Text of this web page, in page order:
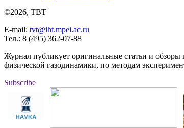
©2026, ТВТ
E-mail: tvt@iht.mpei.ac.ru
Тел.: 8 (495) 362-07-88
Журнал публикует оригинальные статьи и
физической газодинамики, по методам
Subscribe